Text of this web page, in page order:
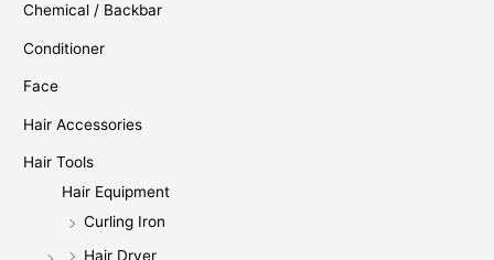
Chemical / Backbar
Conditioner
Face
Hair Accessories
Hair Tools
Hair Equipment
Curling Iron
Hair Dryer